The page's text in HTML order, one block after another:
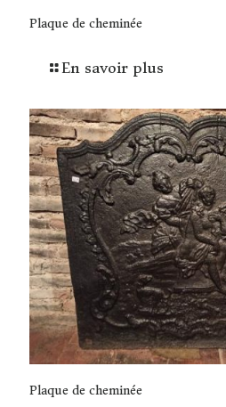
Plaque de cheminée
En savoir plus
Plaque de cheminée